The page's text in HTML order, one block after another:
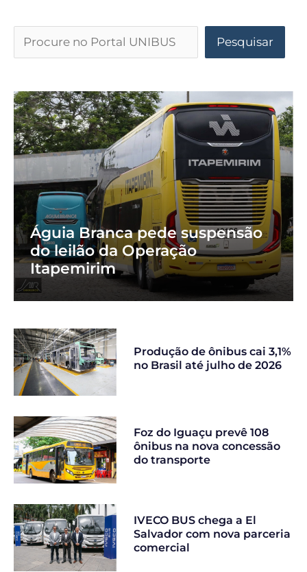
Pesquisar
Águia Branca pede suspensão
do leilão da Operação
Itapemirim
Produção de ônibus cai 3,1%
no Brasil até julho de 2026
Foz do Iguaçu prevê 108
ônibus na nova concessão
do transporte
IVECO BUS chega a El
Salvador com nova parceria
comercial